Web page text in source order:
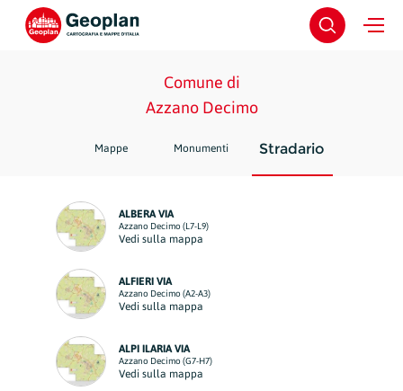
Comune di
Azzano Decimo
Mappe Monumenti Stradario
ALBERA VIA
Azzano Decimo (L7-L9)
Vedi sulla mappa
ALFIERI VIA
Azzano Decimo (A2-A3)
Vedi sulla mappa
ALPI ILARIA VIA
Azzano Decimo (G7-H7)
Vedi sulla mappa